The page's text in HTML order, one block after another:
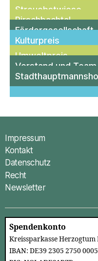
Streu­obst­wiese
Pirsch­bach­tal
Förder­gesellschaft
Kulturpreis
Umwelt­preis
Vorstand und Team
Impressum
Kontakt
Datenschutz
Recht
Newsletter
Spendenkonto
Kreissparkasse
IBAN: DE39 2305 2750